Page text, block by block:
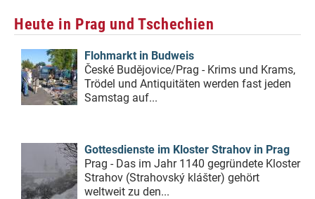
Heute in Prag und Tschechien
Flohmarkt in Budweis
České Budějovice/Prag - Krims und Krams,
Trödel und Antiquitäten werden fast jeden
Samstag auf...
Gottesdienste im Kloster Strahov in Prag
Prag - Das im Jahr 1140 gegründete Kloster
Strahov (Strahovský klášter) gehört
weltweit zu den...